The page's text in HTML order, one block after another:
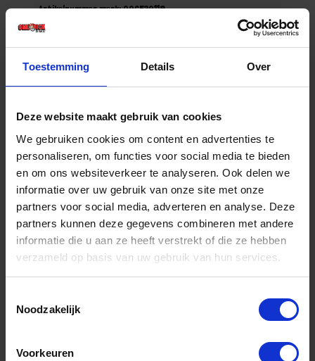
Toestemming Details Over
Deze website maakt gebruik van cookies
We gebruiken cookies om content en advertenties te
personaliseren, om functies voor social media te bieden
en om ons websiteverkeer te analyseren. Ook delen we
informatie over uw gebruik van onze site met onze
partners voor social media, adverteren en analyse. Deze
partners kunnen deze gegevens combineren met andere
informatie die u aan ze heeft verstrekt of die ze hebben
verzameld op basis van uw gebruik van hun services.
Noodzakelijk
Voorkeuren
Artikelnummer merk: 006530119
€ 64,80 incl. BTW
Prijs per 1 Stuk
- +
Bestel nu!
14X18-21